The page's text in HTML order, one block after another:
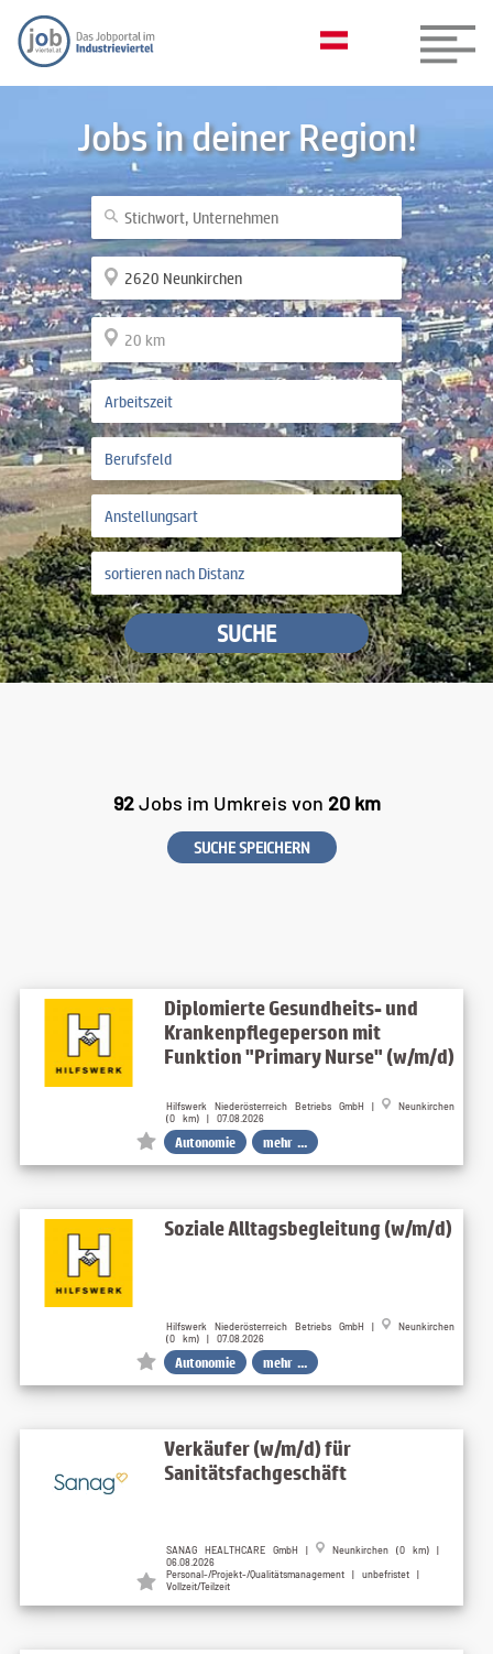
Jobs in deiner Region!
SUCHE
92Jobs im Umkreis von 20 km
SUCHE SPEICHERN
Diplomierte Gesundheits- und
Krankenpflegeperson mit
Funktion "Primary Nurse" (w/m/d)
Hilfswerk Niederösterreich Betriebs GmbH |
Neunkirchen
(0 km) | 07.08.2026
Autonomie mehr ...
Soziale Alltagsbegleitung (w/m/d)
Hilfswerk Niederösterreich Betriebs GmbH |
Neunkirchen
(0 km) | 07.08.2026
Autonomie mehr ...
Verkäufer (w/m/d) für
Sanitätsfachgeschäft
SANAG HEALTHCARE GmbH |
Neunkirchen (0 km) |
06.08.2026
Personal-/Projekt-/Qualitätsmanagement | unbefristet |
Vollzeit/Teilzeit